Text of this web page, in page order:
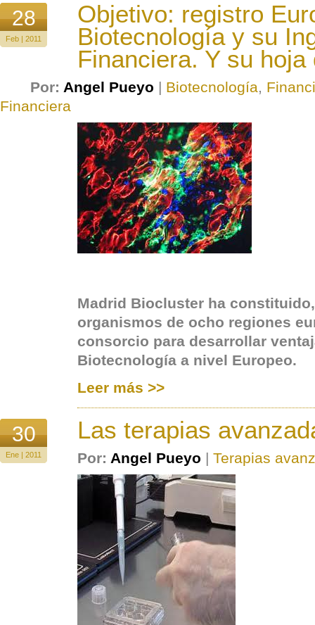
28
Feb | 2011
Objetivo: registro
Biotecnología y su
Financiera. Y su hoja
Por: Angel Pueyo | Biotecnología,
Financiera
Madrid Biocluster ha
organismos de ocho regiones
consorcio para desarrollar
Biotecnología a nivel Europeo.
Leer más >>
30
Ene | 2011
Las terapias
Por: Angel Pueyo | Terapias